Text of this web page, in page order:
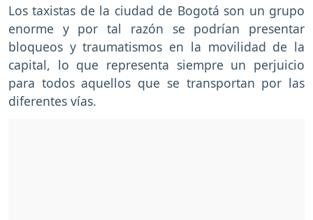
Los taxistas de la ciudad de Bogotá son un grupo
enorme y por tal razón se podrían presentar
bloqueos y traumatismos en la movilidad de la
capital, lo que representa siempre un perjuicio
para todos aquellos que se transportan por las
diferentes vías.